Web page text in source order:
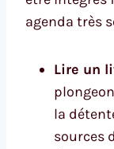
agenda très
Lire un
la
sources